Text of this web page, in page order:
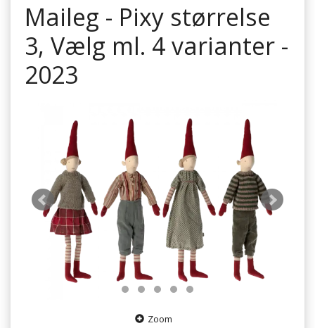
Maileg - Pixy størrelse
3, Vælg ml. 4 varianter -
2023
Zoom